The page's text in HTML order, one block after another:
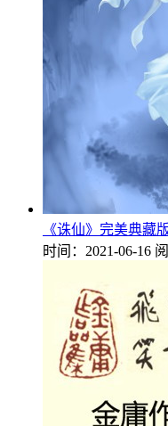
《诛仙》完美典藏
时间：2021-06-16